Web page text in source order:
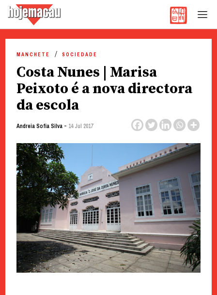
content
MANCHETE SOCIEDADE
Costa Nunes | Marisa
Peixoto é a nova directora
da escola
Andreia Sofia Silva- 14 Jul 2017